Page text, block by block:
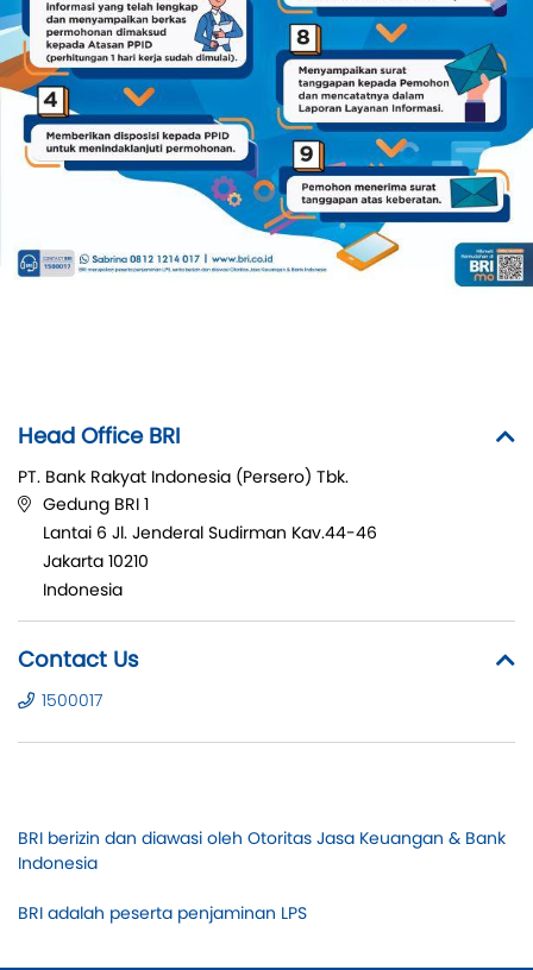
Head Office BRI
PT. Bank Rakyat Indonesia (Persero) Tbk.
Gedung BRI 1
Lantai 6 Jl. Jenderal Sudirman Kav.44-46
Jakarta 10210
Indonesia
Contact Us
1500017
BRI berizin dan diawasi oleh Otoritas Jasa Keuangan & Bank
Indonesia
BRI adalah peserta penjaminan LPS